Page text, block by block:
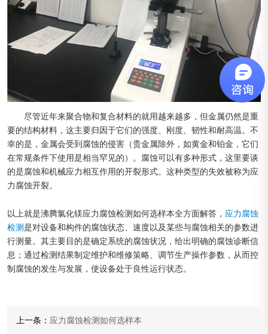
尽管近年来聚合物和复合材料的就用越来越多，但金属仍然是重
要的结构材料，这主要归因于它们的强度、刚度、韧性和耐高温。不
幸的是，金属会受到腐蚀的侵害（贵金属除外，如黄金和铂金，它们
在常规条件下使用是相当罕见的）。腐蚀可以有多种形式，这里要谈
的是腐蚀和机械应力相互作用的开裂形式。这种类型的失效被称为应
力腐蚀开裂。
以上就是沸腾氯化镁应力腐蚀检测如何选样本全方面解答， 应力腐蚀
检测是对设备和构件的腐蚀状态、速度以及某些与腐蚀相关的参数进
行测量。其主要目的是确定系统的腐蚀状况，给出明确的腐蚀诊断信
息；通过检测结果制定维护和维修策略、调节生产操作参数，从而控
制腐蚀的发生与发展，使设备处于良性运行状态。
上一条： 应力腐蚀检测如何选样本